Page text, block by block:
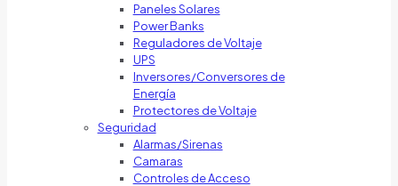
Paneles Solares
Power Banks
Reguladores de Voltaje
UPS
Inversores/Conversores de
Energía
Protectores de Voltaje
Seguridad
Alarmas/Sirenas
Camaras
Controles de Acceso